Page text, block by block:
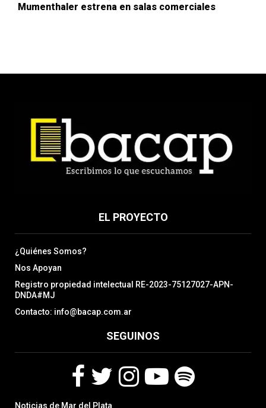
Mumenthaler estrena en salas comerciales
EL PROYECTO
¿Quiénes Somos?
Nos Apoyan
Registro propiedad intelectual RE-2023-75127027-APN-
DNDA#MJ
Contacto: info@bacap.com.ar
SEGUINOS
Noticias de Mar del Plata